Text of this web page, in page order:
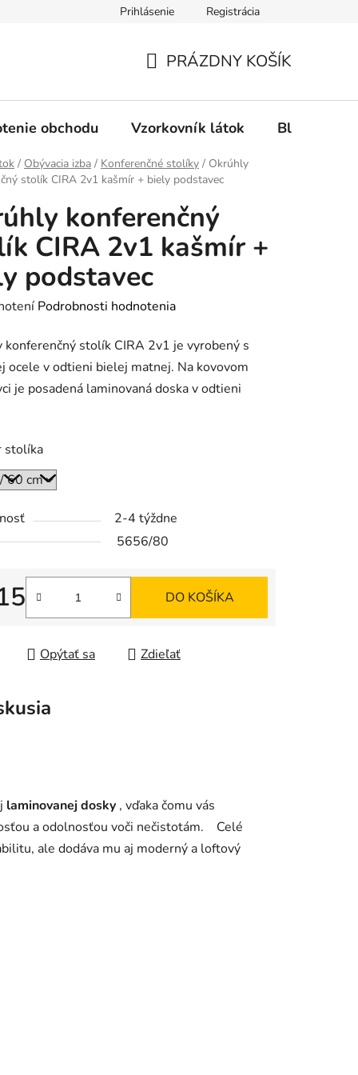
Ochrana osobných údajov Spôsob platby
Prihlásenie Registrácia
KOŠÍK
PRÁZDNY KOŠÍK
obchodu Vzorkovník látok Blog
/ Obývacia izba / Konferenčné stolíky / Okrúhly
stolík CIRA 2v1 kašmír + biely podstavec
konferenčný
CIRA 2v1 kašmír +
podstavec
Podrobnosti hodnotenia
konferenčný stolík CIRA 2v1 je vyrobený s
ocele v odtieni bielej matnej. Na kovovom
je posadená laminovaná doska v odtieni
stolíka
2-4 týždne
5656/80
cena:
DO KOŠÍKA
Opýtať sa Zdieľať
laminovanej dosky , vďaka čomu vás
a odolnosťou voči nečistotám.
Celé
ale dodáva mu aj moderný a loftový